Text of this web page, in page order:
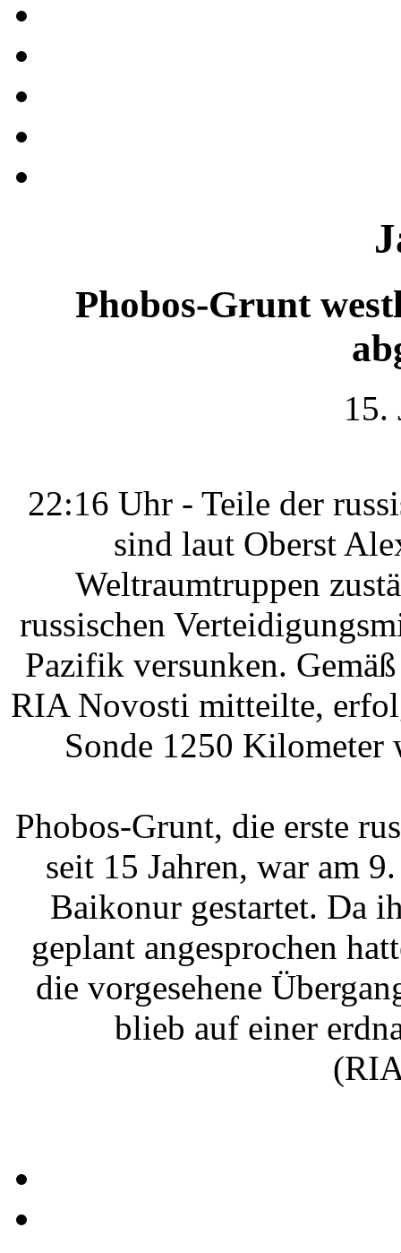
Phobos-Grunt
15.
22:16 Uhr - Teile der
sind laut Oberst
Weltraumtruppen
russischen
Pazifik versunken.
RIA Novosti mitteilte,
Sonde 1250
Phobos-Grunt, die erste
seit 15 Jahren, war am
Baikonur gestartet. Da
geplant angesprochen
die vorgesehene
blieb auf einer